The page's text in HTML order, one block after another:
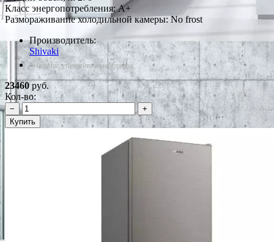
Класс энергопотребления: A+
Размораживание холодильной камеры: No frost
Производитель:
Shivaki
*Наличие уточняйте у менеджера
23460руб.
Кол-во:
−
+
Купить